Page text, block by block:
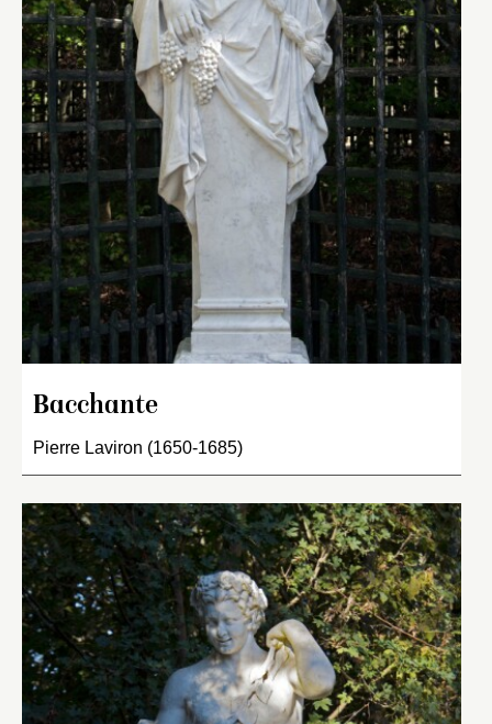
Bacchante
Pierre Laviron (1650-1685)